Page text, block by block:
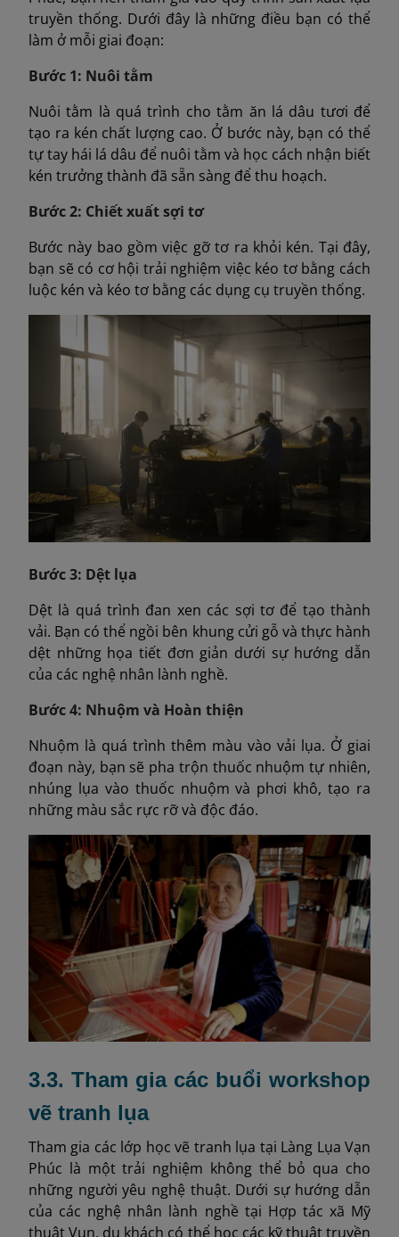
truyền thống. Dưới đây là những điều bạn có thể
làm ở mỗi giai đoạn:
Bước 1: Nuôi tằm
Nuôi tằm là quá trình cho tằm ăn lá dâu tươi để
tạo ra kén chất lượng cao. Ở bước này, bạn có thể
tự tay hái lá dâu để nuôi tằm và học cách nhận biết
kén trưởng thành đã sẵn sàng để thu hoạch.
Bước 2: Chiết xuất sợi tơ
Bước này bao gồm việc gỡ tơ ra khỏi kén. Tại đây,
bạn sẽ có cơ hội trải nghiệm việc kéo tơ bằng cách
luộc kén và kéo tơ bằng các dụng cụ truyền thống.
Bước 3: Dệt lụa
Dệt là quá trình đan xen các sợi tơ để tạo thành
vải. Bạn có thể ngồi bên khung cửi gỗ và thực hành
dệt những họa tiết đơn giản dưới sự hướng dẫn
của các nghệ nhân lành nghề.
Bước 4: Nhuộm và Hoàn thiện
Nhuộm là quá trình thêm màu vào vải lụa. Ở giai
đoạn này, bạn sẽ pha trộn thuốc nhuộm tự nhiên,
nhúng lụa vào thuốc nhuộm và phơi khô, tạo ra
những màu sắc rực rỡ và độc đáo.
3.3. Tham gia các buổi workshop
vẽ tranh lụa
Tham gia các lớp học vẽ tranh lụa tại Làng Lụa Vạn
Phúc là một trải nghiệm không thể bỏ qua cho
những người yêu nghệ thuật. Dưới sự hướng dẫn
của các nghệ nhân lành nghề tại Hợp tác xã Mỹ
thuật Vụn, du khách có thể học các kỹ thuật truyền